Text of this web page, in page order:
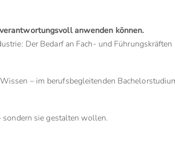
anwenden können.
Der Bedarf an Fach- und
– im berufsbegleitenden
sondern sie gestalten wollen.